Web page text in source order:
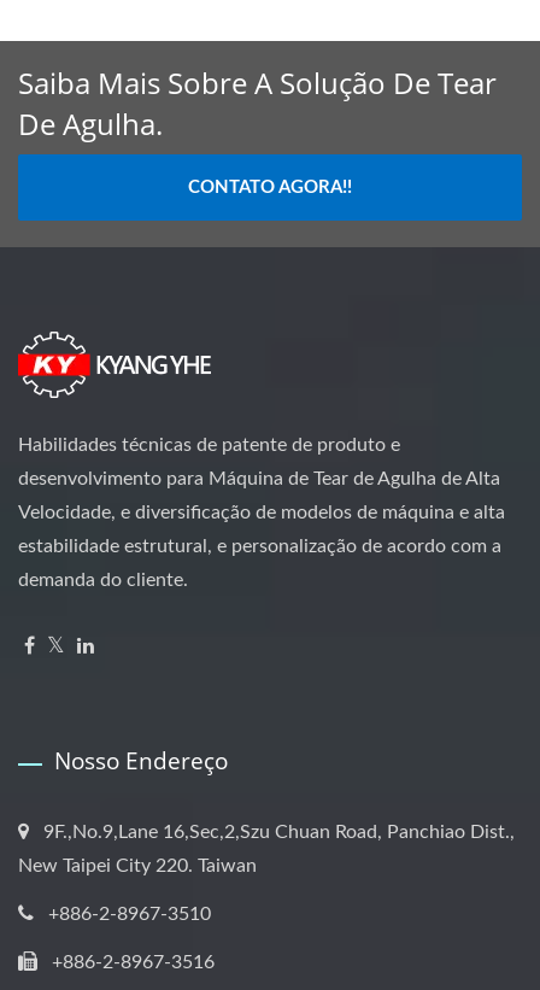
Saiba Mais Sobre A Solução De Tear
De Agulha.
CONTATO AGORA!!
Habilidades técnicas de patente de produto e
desenvolvimento para Máquina de Tear de Agulha de Alta
Velocidade, e diversificação de modelos de máquina e alta
estabilidade estrutural, e personalização de acordo com a
demanda do cliente.
Nosso Endereço
9F.,No.9,Lane 16,Sec,2,Szu Chuan Road, Panchiao Dist.,
New Taipei City 220. Taiwan
+886-2-8967-3510
+886-2-8967-3516